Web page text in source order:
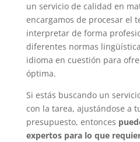
un servicio de calidad en
encargamos de procesar el
interpretar de forma
diferentes normas
idioma en cuestión para
óptima.
Si estás buscando un
con la tarea, ajustándose a
presupuesto, entonces
expertos para lo que